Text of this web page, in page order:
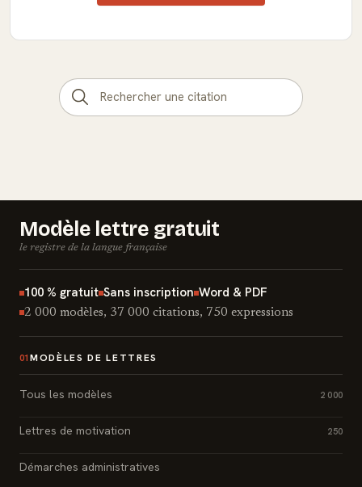
Modèle lettre gratuit
le registre de la langue française
100 % gratuit Sans inscription Word & PDF
2 000 modèles, 37 000 citations, 750 expressions
01 MODÈLES DE LETTRES
Tous les modèles 2 000
Lettres de motivation 250
Démarches administratives